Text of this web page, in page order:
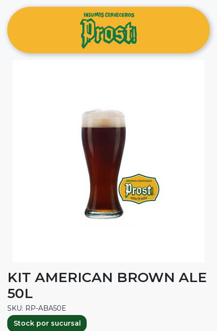
KIT AMERICAN BROWN ALE
50L
SKU: RP-ABA50E
Stock por sucursal